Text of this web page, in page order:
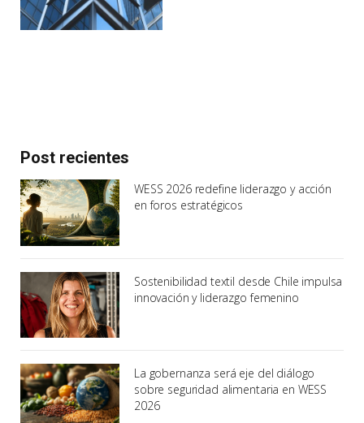
Post recientes
WESS 2026 redefine liderazgo y acción
en foros estratégicos
Sostenibilidad textil desde Chile impulsa
innovación y liderazgo femenino
La gobernanza será eje del diálogo
sobre seguridad alimentaria en WESS
2026